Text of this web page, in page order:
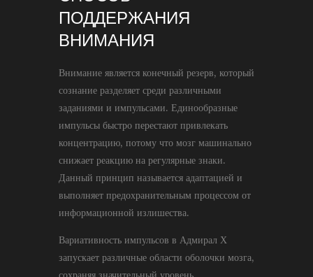
ПОДДЕРЖАНИЯ
ВНИМАНИЯ
Внимание является конечный резерв, который
сознание разделяет среди различными
заданиями и импульсами. Единообразные
импульсы быстро перестают привлекать
концентрацию, потому что мозг машинально
снижает реакцию на регулярные знаки.
Данный принцип называется адаптацией и
выполняет предохранительным процессом от
информационной излишества.
Вариативность импульсов в Адмирал Х
запускает различные области оболочки мозга,